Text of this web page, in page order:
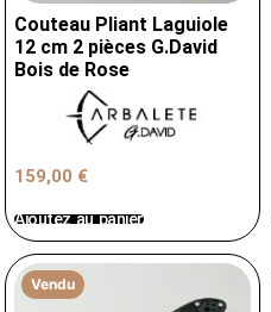
Couteau Pliant Laguiole
12 cm 2 pièces G.David
Bois de Rose
159,00 €
Ajoutez au panier
Vendu